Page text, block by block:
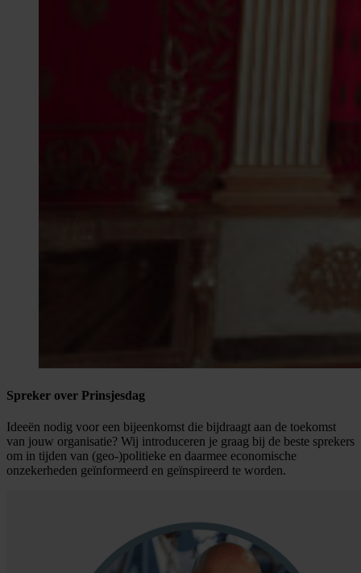
Spreker over Prinsjesdag
Ideeën nodig voor een bijeenkomst die bijdraagt aan de toekomst
van jouw organisatie? Wij introduceren je graag bij de beste sprekers
om in tijden van (geo-)politieke en daarmee economische
onzekerheden geïnformeerd en geïnspireerd te worden.